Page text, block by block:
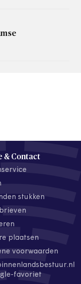
& Contact
stukken
plaatsen
voorwaarden
favoriet